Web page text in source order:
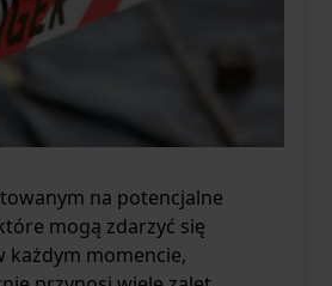
na potencjalne
mogą zdarzyć się
każdym momencie,